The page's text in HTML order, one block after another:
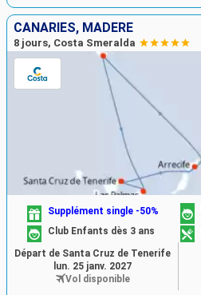
CANARIES, MADÈRE
8 jours, Costa Smeralda
Supplément single -50%
Club Enfants dès 3 ans
Départ de Santa Cruz de Tenerife
lun. 25 janv. 2027
Vol disponible